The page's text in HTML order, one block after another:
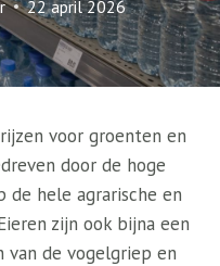
22 april 2026
voor groenten en
door de hoge
hele agrarische en
zijn ook bijna een
van de vogelgriep en